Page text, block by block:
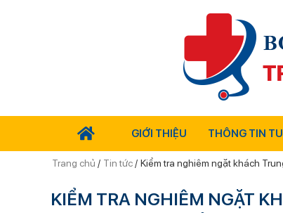
GIỚI THIỆU THÔNG TIN
Trang chủ / Tin tức/ Kiểm tra nghiêm ngặt khách
KIỂM TRA NGHIÊM NGẶT